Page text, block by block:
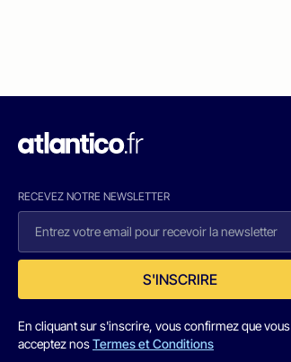
RECEVEZ NOTRE NEWSLETTER
S'INSCRIRE
En cliquant sur s'inscrire, vous confirmez que vous
acceptez nosTermes et Conditions